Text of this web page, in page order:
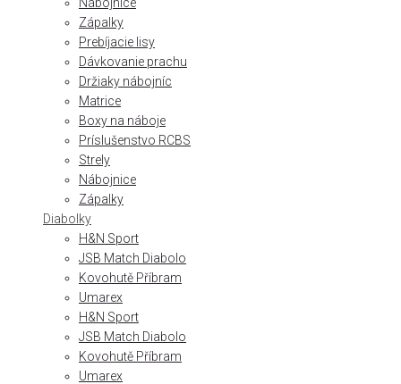
Zápalky
Prebíjacie lisy
Dávkovanie prachu
Držiaky nábojníc
Matrice
Boxy na náboje
Príslušenstvo RCBS
Strely
Nábojnice
Zápalky
Diabolky
H&N Sport
JSB Match Diabolo
Kovohutě Příbram
Umarex
H&N Sport
JSB Match Diabolo
Kovohutě Příbram
Umarex